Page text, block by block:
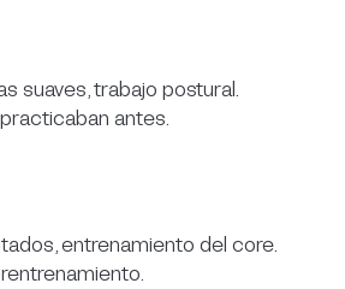
suaves, trabajo postural.
antes.
entrenamiento del core.